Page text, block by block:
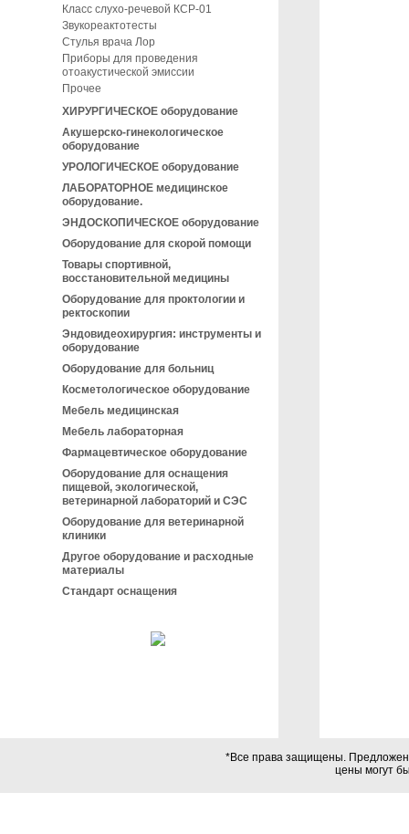
Класс слухо-речевой КСР-01
Звукореактотесты
Стулья врача Лор
Приборы для проведения
отоакустической эмиссии
Прочее
ХИРУРГИЧЕСКОЕ оборудование
Акушерско-гинекологическое
оборудование
УРОЛОГИЧЕСКОЕ оборудование
ЛАБОРАТОРНОЕ медицинское
оборудование.
ЭНДОСКОПИЧЕСКОЕ оборудование
Оборудование для скорой помощи
Товары спортивной,
восстановительной медицины
Оборудование для проктологии и
ректоскопии
Эндовидеохирургия: инструменты и
оборудование
Оборудование для больниц
Косметологическое оборудование
Мебель медицинская
Мебель лабораторная
Фармацевтическое оборудование
Оборудование для оснащения
пищевой, экологической,
ветеринарной лабораторий и СЭС
Оборудование для ветеринарной
клиники
Другое оборудование и расходные
материалы
Стандарт оснащения
*Все права защищены.
цены могут